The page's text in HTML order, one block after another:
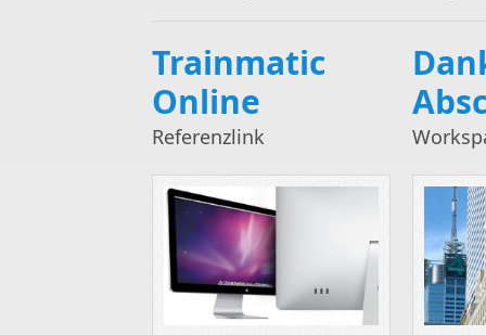
Trainmatic
Online
Referenzlink